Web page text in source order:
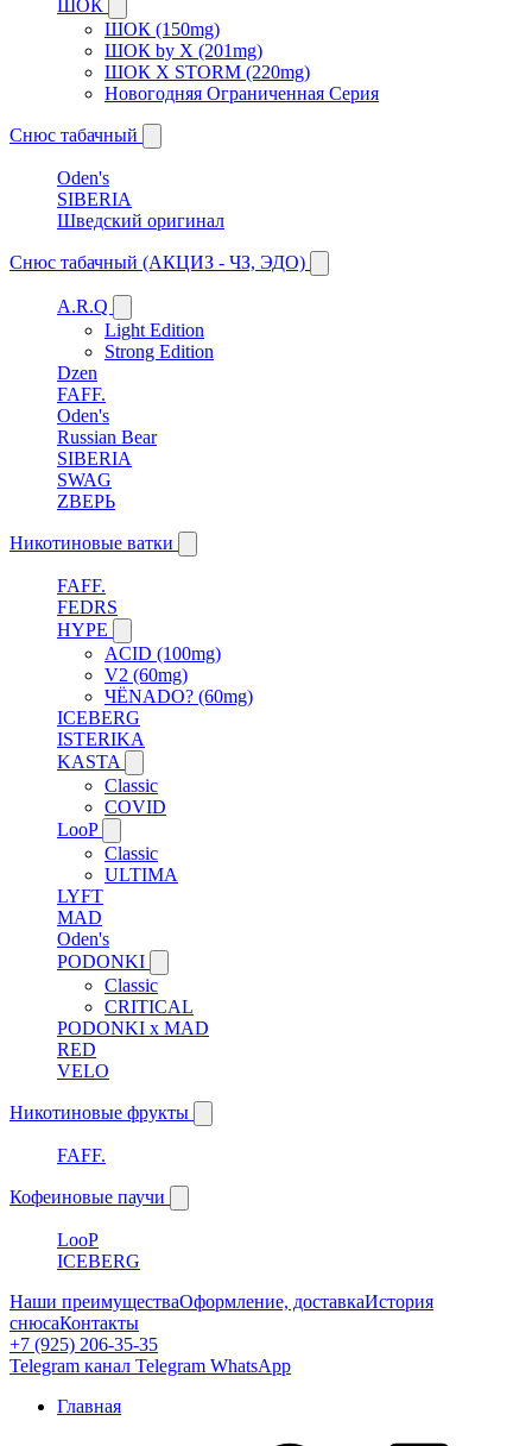
ШОК
ШОК (150mg)
ШОК by X (201mg)
ШОК X STORM (220mg)
Новогодняя Ограниченная Серия
Снюс табачный
Oden's
SIBERIA
Шведский оригинал
Снюс табачный (АКЦИЗ - ЧЗ, ЭДО)
A.R.Q
Light Edition
Strong Edition
Dzen
FAFF.
Oden's
Russian Bear
SIBERIA
SWAG
ZВЕРЬ
Никотиновые ватки
FAFF.
FEDRS
HYPE
ACID (100mg)
V2 (60mg)
ЧЁNADO? (60mg)
ICEBERG
ISTERIKA
KASTA
Classic
COVID
LooP
Classic
ULTIMA
LYFT
MAD
Oden's
PODONKI
Classic
CRITICAL
PODONKI x MAD
RED
VELO
Никотиновые фрукты
FAFF.
Кофеиновые паучи
LooP
ICEBERG
Наши преимуществаОформление, доставкаИстория
снюсаКонтакты
+7 (925) 206-35-35
Telegram канал Telegram WhatsApp
Главная